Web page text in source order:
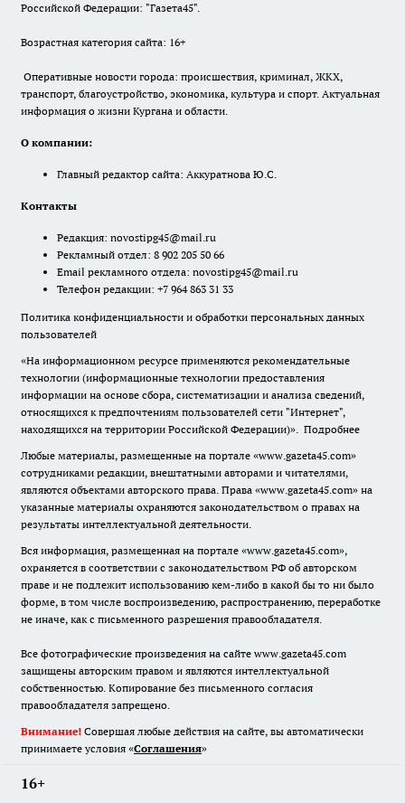
Российской Федерации: "Газета45".
Возрастная категория сайта: 16+
Оперативные новости города: происшествия, криминал, ЖКХ,
транспорт, благоустройство, экономика, культура и спорт. Актуальная
информация о жизни Кургана и области.
О компании:
Главный редактор сайта: Аккуратнова Ю.С.
Контакты
Редакция: novostipg45@mail.ru
Рекламный отдел: 8 902 205 50 66
Email рекламного отдела: novostipg45@mail.ru
Телефон редакции: +7 964 863 31 33
Политика конфиденциальности и обработки персональных данных
пользователей
«На информационном ресурсе применяются рекомендательные
технологии (информационные технологии предоставления
информации на основе сбора, систематизации и анализа сведений,
относящихся к предпочтениям пользователей сети "Интернет",
находящихся на территории Российской Федерации)». Подробнее
Любые материалы, размещенные на портале «www.gazeta45.com»
сотрудниками редакции, внештатными авторами и читателями,
являются объектами авторского права. Права «www.gazeta45.com» на
указанные материалы охраняются законодательством о правах на
результаты интеллектуальной деятельности.
Вся информация, размещенная на портале «www.gazeta45.com»,
охраняется в соответствии с законодательством РФ об авторском
праве и не подлежит использованию кем-либо в какой бы то ни было
форме, в том числе воспроизведению, распространению, переработке
не иначе, как с письменного разрешения правообладателя.
Все фотографические произведения на сайте www.gazeta45.com
защищены авторским правом и являются интеллектуальной
собственностью. Копирование без письменного согласия
правообладателя запрещено.
Внимание! Совершая любые действия на сайте, вы автоматически
принимаете условия «Cоглашения»
16+